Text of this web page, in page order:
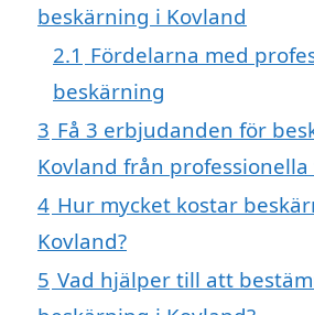
beskärning i Kovland
2.1 Fördelarna med
beskärning
3 Få 3 erbjudanden för
Kovland från
4 Hur mycket kostar
Kovland?
5 Vad hjälper till att